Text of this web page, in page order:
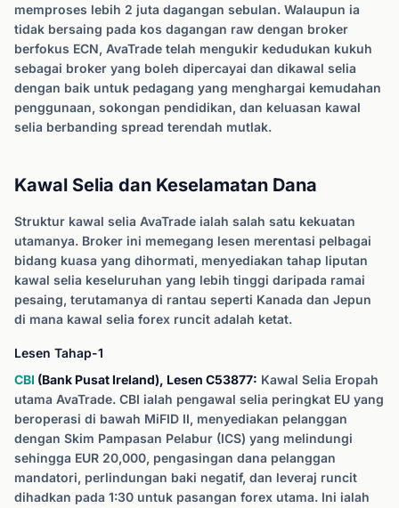
memproses lebih 2 juta dagangan sebulan. Walaupun ia
tidak bersaing pada kos dagangan raw dengan broker
berfokus ECN, AvaTrade telah mengukir kedudukan kukuh
sebagai broker yang boleh dipercayai dan dikawal selia
dengan baik untuk pedagang yang menghargai kemudahan
penggunaan, sokongan pendidikan, dan keluasan kawal
selia berbanding spread terendah mutlak.
Kawal Selia dan Keselamatan Dana
Struktur kawal selia AvaTrade ialah salah satu kekuatan
utamanya. Broker ini memegang lesen merentasi pelbagai
bidang kuasa yang dihormati, menyediakan tahap liputan
kawal selia keseluruhan yang lebih tinggi daripada ramai
pesaing, terutamanya di rantau seperti Kanada dan Jepun
di mana kawal selia forex runcit adalah ketat.
Lesen Tahap-1
CBI (Bank Pusat Ireland), Lesen C53877: Kawal Selia Eropah
utama AvaTrade. CBI ialah pengawal selia peringkat EU yang
beroperasi di bawah MiFID II, menyediakan pelanggan
dengan Skim Pampasan Pelabur (ICS) yang melindungi
sehingga EUR 20,000, pengasingan dana pelanggan
mandatori, perlindungan baki negatif, dan leveraj runcit
dihadkan pada 1:30 untuk pasangan forex utama. Ini ialah